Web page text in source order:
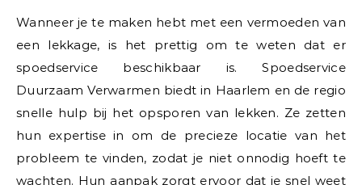
Wanneer je te maken hebt met een vermoeden van
een lekkage, is het prettig om te weten dat er
spoedservice beschikbaar is. Spoedservice
Duurzaam Verwarmen biedt in Haarlem en de regio
snelle hulp bij het opsporen van lekken. Ze zetten
hun expertise in om de precieze locatie van het
probleem te vinden, zodat je niet onnodig hoeft te
wachten. Hun aanpak zorgt ervoor dat je snel weet